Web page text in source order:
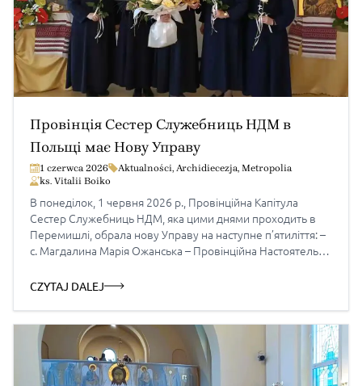
Провінція Сестер Служебниць НДМ в
Польщі має Нову Управу
1 czerwca 2026 Aktualności, Archidiecezja, Metropolia
ks. Vitalii Boiko
В понеділок, 1 червня 2026 р., Провінційна Капітула
Сестер Служебниць НДМ, яка цими днями проходить в
Перемишлі, обрала нову Управу на наступне п’ятиліття: –
с. Магдалина Марія Ожанська – Провінційнa Настоятелькa
c. Даниїла Олена Шумна – ІІ Дорадниця – с. Касіяна Анна
CZYTAJ DALEJ